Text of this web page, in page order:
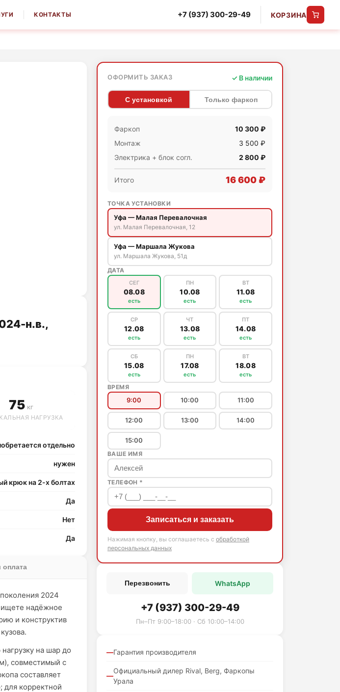
КОНТАКТЫ +7 (937) 300-29-49 КОРЗИНА
н.в.,
75кг
НАГРУЗКА
отдельно
нужен
крюк на 2-х болтах
Да
Нет
Да
оплата
2024
ищете надёжное
и конструктив
на шар до
совместимый с
составляет
для корректной
ОФОРМИТЬ ЗАКАЗ ✓ В наличии
С установкой Только фаркоп
Фаркоп
10 300 ₽
Монтаж
3 500 ₽
Электрика + блок согл.
2 800 ₽
Итого 16 600 ₽
ТОЧКА УСТАНОВКИ
Уфа — Малая Перевалочная
ул. Малая Перевалочная, 12
Уфа — Маршала Жукова
ул. Маршала Жукова, 51д
ДАТА
СЕГ
08.08
есть
ПН
10.08
есть
ВТ
11.08
есть
СР
12.08
есть
ЧТ
13.08
есть
ПТ
14.08
есть
СБ
15.08
есть
ПН
17.08
есть
ВТ
18.08
есть
ВРЕМЯ
9:00 10:00 11:00
12:00 13:00 14:00
15:00
ВАШЕ ИМЯ
ТЕЛЕФОН *
Записаться и заказать
Нажимая кнопку, вы соглашаетесь с обработкой
персональных данных
Перезвонить WhatsApp
+7 (937) 300-29-49
Пн–Пт 9:00–18:00 · Сб 10:00–14:00
Гарантия производителя
Официальный дилер Rival, Berg, Фаркопы
Урала